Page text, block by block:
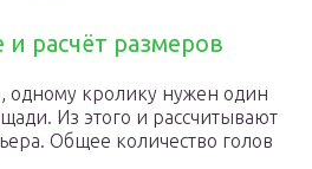
расчёт размеров
одному кролику нужен один
Из этого и рассчитывают
Общее количество голов